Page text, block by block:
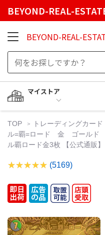
BEYOND-REAL-
BEYOND-REAL-
マイストア
TOP トレーディングカード
ル=覇=ロード 金 ゴールド
ル覇ロード金3枚 【公式通販】
(5169)